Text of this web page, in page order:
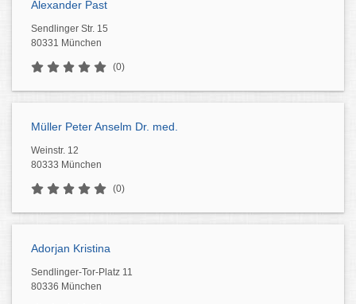
Alexander Past
Sendlinger Str. 15
80331 München
(0)
Müller Peter Anselm Dr. med.
Weinstr. 12
80333 München
(0)
Adorjan Kristina
Sendlinger-Tor-Platz 11
80336 München